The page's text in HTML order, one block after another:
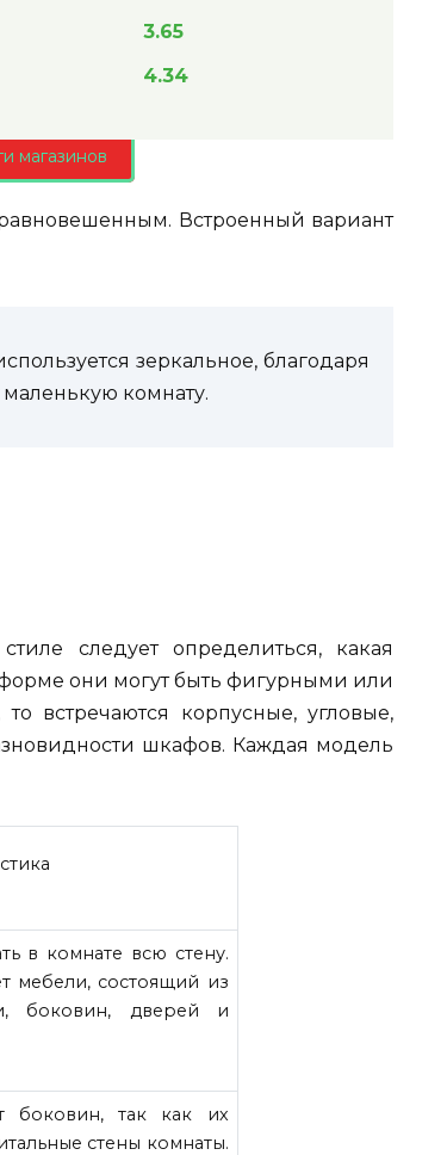
3.65
4.34
магазинов
Встроенный вариант
зеркальное, благодаря
комнату.
следует определиться, какая
они могут быть фигурными или
встречаются корпусные, угловые,
шкафов. Каждая модель
в комнате всю стену.
мебели, состоящий из
боковин, дверей и
боковин, так как их
стены комнаты.